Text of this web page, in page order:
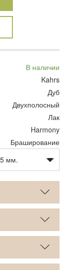
В наличии
Kahrs
Дуб
Двухполосный
Лак
Harmony
Браширование